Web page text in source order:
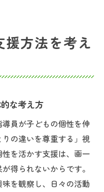
方法を考え
な考え方
員が子どもの個性を伸
の違いを尊重する」視
を活かす支援は、画一
得られないからです。
を観察し、日々の活動